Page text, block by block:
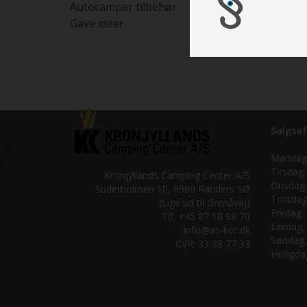
Autocamper tilbehør
Gave ideer
Kronjyllands Camping Center A/S
Suderholmen 10, 8960 Randers SØ
(Lige ud til Grenåvej)
Tlf. +45 87 10 98 70
Info@as-kcc.dk
CVR: 33 38 77 33
Mandag:
Tirsdag:
Onsdag:
Torsdag:
Fredag:
Lørdag:
Søndag: